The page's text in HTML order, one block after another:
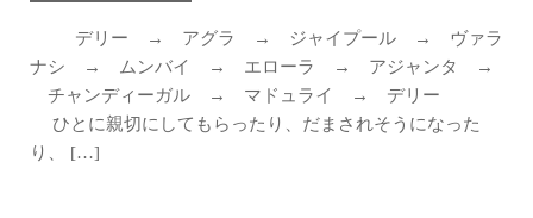
デリー → アグラ → ジャイプール → ヴァラ
ナシ → ムンバイ → エローラ → アジャンタ →
チャンディーガル → マドュライ → デリー
ひとに親切にしてもらったり、だまされそうになった
り、 […]